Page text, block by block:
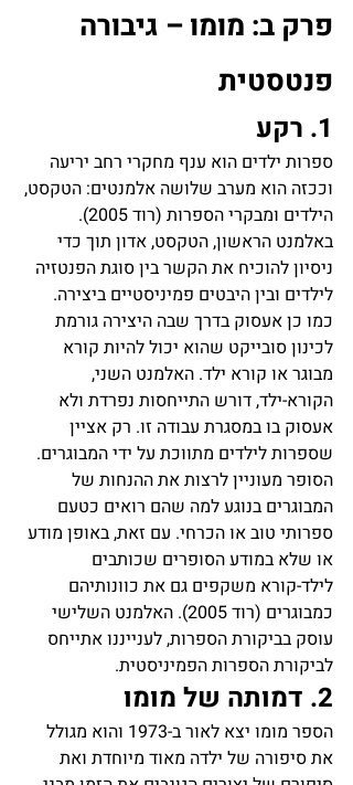
פרק ב: מומו – גיבורה
פנטסטית
1. רקע
ספרות ילדים הוא ענף מחקרי רחב יריעה
וככזה הוא מערב שלושה אלמנטים: הטקסט,
הילדים ומבקרי הספרות (רוד 2005).
באלמנט הראשון, הטקסט, אדון תוך כדי
ניסיון להוכיח את הקשר בין סוגת הפנטזיה
לילדים ובין היבטים פמיניסטיים ביצירה.
כמו כן אעסוק בדרך שבה היצירה גורמת
לכינון סובייקט שהוא יכול להיות קורא
מבוגר או קורא ילד. האלמנט השני,
הקורא-ילד, דורש התייחסות נפרדת ולא
אעסוק בו במסגרת עבודה זו. רק אציין
שספרות לילדים מתווכת על ידי המבוגרים.
הסופר מעוניין לרצות את ההנחות של
המבוגרים בנוגע למה שהם רואים כטעם
ספרותי טוב או הכרחי. עם זאת, באופן מודע
או שלא במודע הסופרים שכותבים
לילד-קורא משקפים גם את כוונותיהם
כמבוגרים (רוד 2005). האלמנט השלישי
עוסק בביקורת הספרות, לענייננו אתייחס
לביקורת הספרות הפמיניסטית.
2. דמותה של מומו
הספר מומו יצא לאור ב-1973 והוא מגולל
את סיפורה של ילדה מאוד מיוחדת ואת